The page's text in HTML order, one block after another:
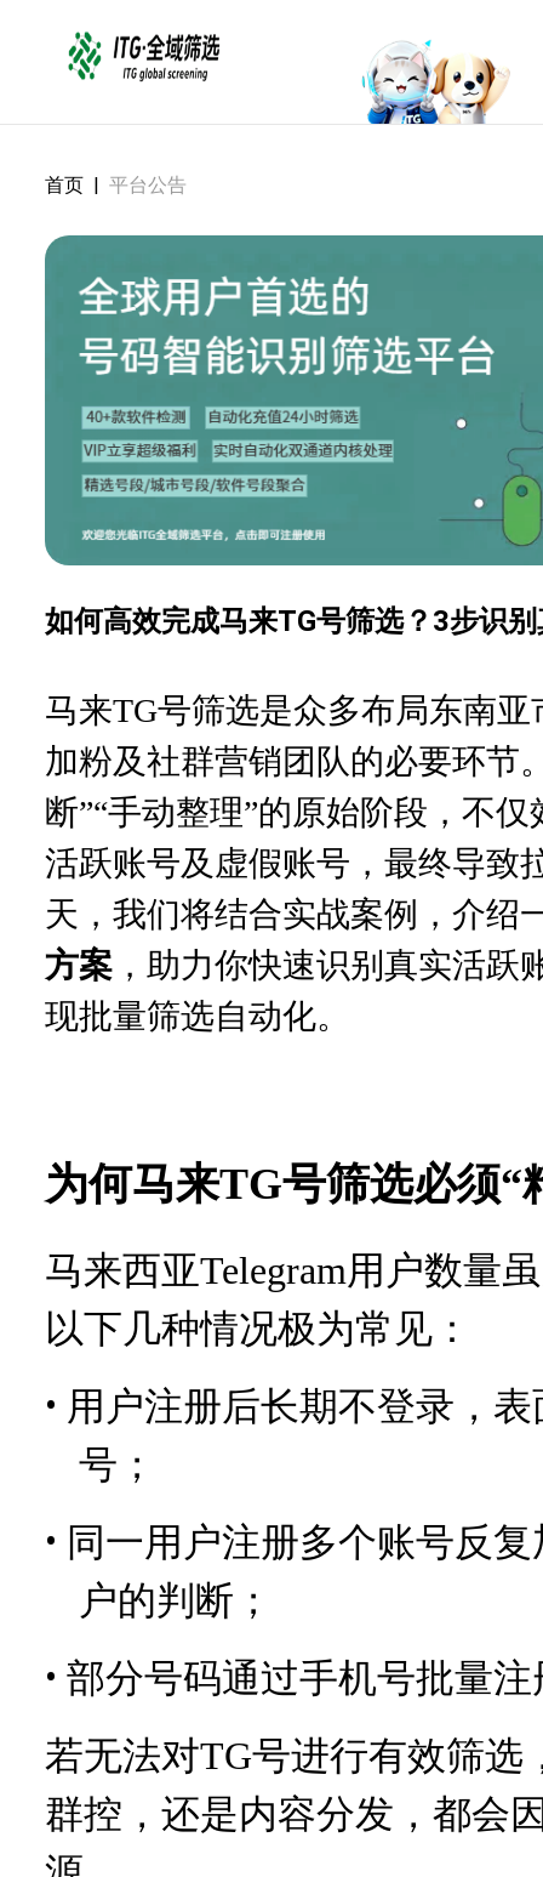
首页 | 平台公告
如何高效完成马来TG号筛选？3步识
马来TG号筛选是众多布局东南亚
加粉及社群营销团队的必要环节
断”“手动整理”的原始阶段，不
活跃账号及虚假账号，最终导致
天，我们将结合实战案例，介绍
方案 ，助力你快速识别真实活跃
现批量筛选自动化。
为何马来TG号筛选必须“
马来西亚Telegram用户数量
以下几种情况极为常见：
• 用户注册后长期不登录，
号；
• 同一用户注册多个账号反
户的判断；
• 部分号码通过手机号批量
若无法对TG号进行有效筛选
群控，还是内容分发，都会